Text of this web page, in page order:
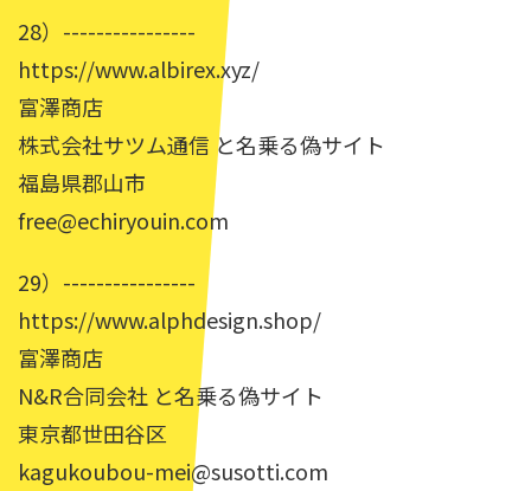
28）----------------
https://www.albirex.xyz/
富澤商店
株式会社サツム通信 と名乗る偽サイト
福島県郡山市
free@echiryouin.com
29）----------------
https://www.alphdesign.shop/
富澤商店
N&R合同会社 と名乗る偽サイト
東京都世田谷区
kagukoubou-mei@susotti.com